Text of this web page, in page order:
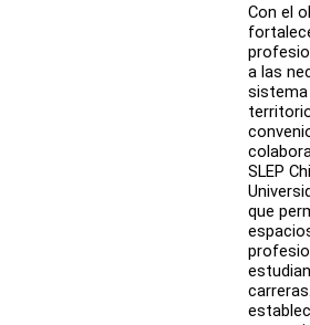
Con el
a las
sistema
SLEP
que